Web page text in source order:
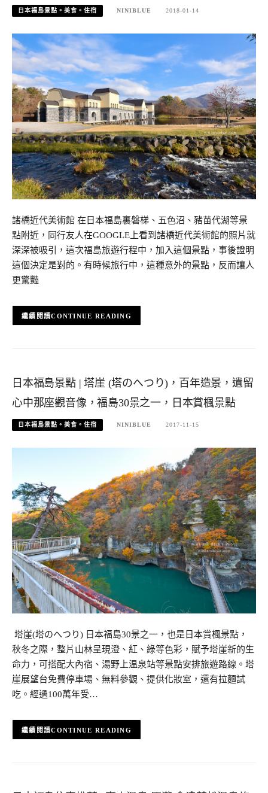
日本福島景點。美食。住宿 NINIBLUE 2018-01-14
諸橋近代美術館 在日本福島裏磐梯、五色沼、豬苗代湖等景
點附近，同行友人在GOOGLE上看到諸橋近代美術館的照片就
深深被吸引，這次福島旅遊行程中，加入這個景點，事後證明
這個決定是對的。有時候旅行中，這種意外的景點，反而讓人
更驚豔
CONTINUE READING
日本福島景點 | 塔崖 (塔のへつり)，百年造景，遺留
心中那座觀音像，福島30景之一，日本賞楓景點
日本福島景點。美食。住宿 NINIBLUE 2017-11-15
塔崖(塔のへつり) 日本福島30景之一，也是日本賞楓景點，
秋冬之際，整片山林呈現澄、紅、綠等色彩，賦予塔崖新的生
命力，可搭配大內宿、湯野上温泉站等景點安排旅遊路線。塔
崖展望台免費停車場、無料參觀、提供化妝室，還有拉麵試
吃。經過100萬年受…
CONTINUE READING